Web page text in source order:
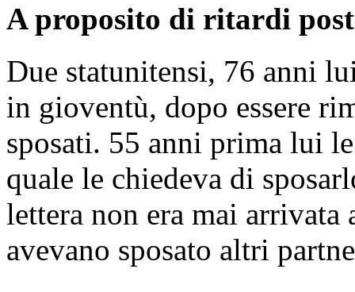
A proposito di ritardi
Due statunitensi, 76 anni
in gioventù, dopo essere
sposati. 55 anni prima lui
quale le chiedeva di
lettera non era mai arrivata
avevano sposato altri